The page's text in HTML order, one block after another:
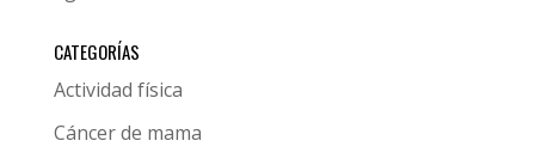
CATEGORÍAS
Actividad física
Cáncer de mama